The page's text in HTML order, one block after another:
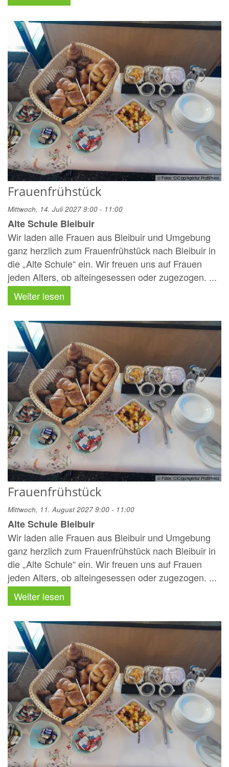
© Fotos: CIC/pp/Agentur ProfiPress
Frauenfrühstück
Mittwoch, 14. Juli 2027 9:00 - 11:00
Alte Schule Bleibuir
Wir laden alle Frauen aus Bleibuir und Umgebung
ganz herzlich zum Frauenfrühstück nach Bleibuir in
die „Alte Schule“ ein. Wir freuen uns auf Frauen
jeden Alters, ob alteingesessen oder zugezogen. ...
Weiter lesen
© Fotos: CIC/pp/Agentur ProfiPress
Frauenfrühstück
Mittwoch, 11. August 2027 9:00 - 11:00
Alte Schule Bleibuir
Wir laden alle Frauen aus Bleibuir und Umgebung
ganz herzlich zum Frauenfrühstück nach Bleibuir in
die „Alte Schule“ ein. Wir freuen uns auf Frauen
jeden Alters, ob alteingesessen oder zugezogen. ...
Weiter lesen